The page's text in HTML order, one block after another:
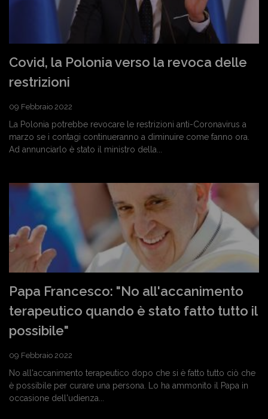
Covid, la Polonia verso la revoca delle
restrizioni
09 Febbraio 2022
La Polonia potrebbe revocare le restrizioni anti-Coronavirus a
marzo se i contagi continueranno a diminuire come fanno ora.
Ad annunciarlo è stato il ministro della...
Papa Francesco: "No all'accanimento
terapeutico quando è stato fatto tutto il
possibile"
09 Febbraio 2022
No all'accanimento terapeutico dopo che si è fatto tutto ciò che
è possibile per curare una persona. Lo ha ammonito il Papa in
occasione dell'udienza...